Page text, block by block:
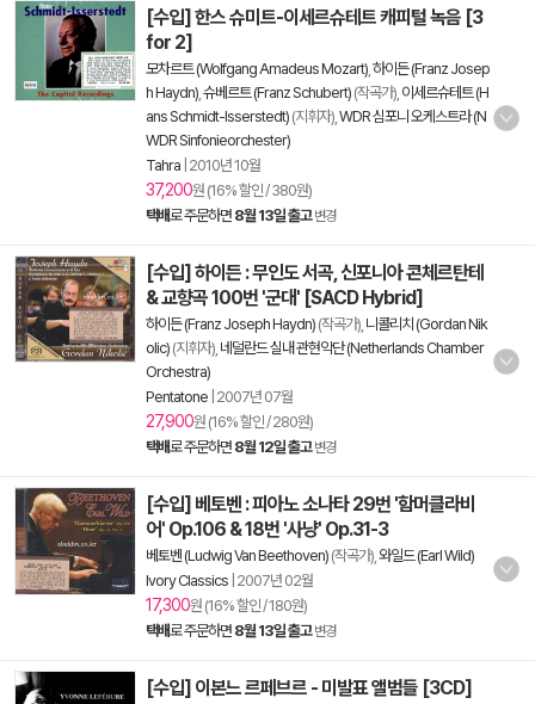
[수입] 한스 슈미트-이세르슈테트 캐피털 녹음 [3
for 2]
모차르트 (Wolfgang Amadeus Mozart) 하이든 (Franz Josep
h Haydn) 슈베르트 (Franz Schubert) (작곡가), 이세르슈테트 (H
ans Schmidt-Isserstedt) (지휘자), WDR 심포니 오케스트라 (N
WDR Sinfonieorchester)
Tahra 2010년 10월
37,200원 (16% 할인 / 380원)
택배로 주문하면 8월 13일 출고 변경
[수입] 하이든 : 무인도 서곡, 신포니아 콘체르탄테
& 교향곡 100번 '군대' [SACD Hybrid]
하이든 (Franz Joseph Haydn) (작곡가), 니콜리치 (Gordan Nik
olic) (지휘자), 네덜란드 실내 관현악단 (Netherlands Chamber
Orchestra)
Pentatone 2007년 07월
27,900원 (16% 할인 / 280원)
택배로 주문하면 8월 12일 출고 변경
[수입] 베토벤 : 피아노 소나타 29번 '함머클라비
어' Op.106 & 18번 '사냥' Op.31-3
베토벤 (Ludwig Van Beethoven) (작곡가), 와일드 (Earl Wild)
Ivory Classics 2007년 02월
17,300원 (16% 할인 / 180원)
택배로 주문하면 8월 13일 출고 변경
[수입] 이본느 르페브르 - 미발표 앨범들 [3CD]